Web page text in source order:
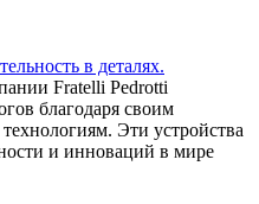
в деталях.
Fratelli Pedrotti
благодаря своим
Эти устройства
и инноваций в мире